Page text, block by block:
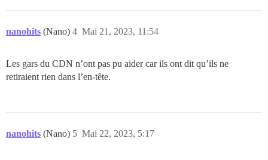
nanohits (Nano) Mai 21, 2023, 11:54
4
Les gars du CDN n’ont pas pu aider car ils ont dit qu’ils ne
retiraient rien dans l’en-tête.
nanohits (Nano) Mai 22, 2023, 5:17
5